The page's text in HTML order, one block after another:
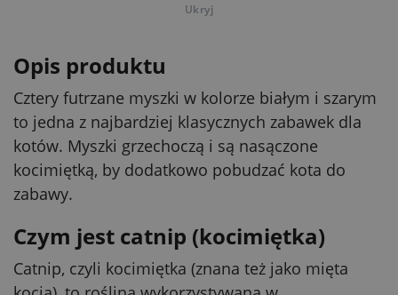
Ukryj
Opis produktu
Cztery futrzane myszki w kolorze białym i szarym
to jedna z najbardziej klasycznych zabawek dla
kotów. Myszki grzechoczą i są nasączone
kocimiętką, by dodatkowo pobudzać kota do
zabawy.
Czym jest catnip (kocimiętka)
Catnip, czyli kocimiętka (znana też jako mięta